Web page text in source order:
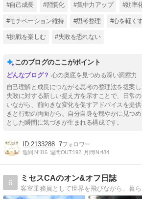
#自己成長 #習慣化 #集中力アップ #効率
#モチベーション維持 #思考整理 #心を軽く
#挑戦を楽しむ #失敗を恐れない
このブログのここがポイント
心の奥底を見つめる深い洞察力
自己理解と成長につながる思考の整理法を提案し
失敗に対する新しい捉え方を示すことで、日常
いながら、前向きな変化を促すアドバイスを提
きと行動の両面から、自分自身を穏やかに見つ
とした瞬間に気づきが生まれる構成です。
2133288 7
週間IN:116 週間OUT:192 月間IN:484
6
ミセスCAのオン&オフ日誌